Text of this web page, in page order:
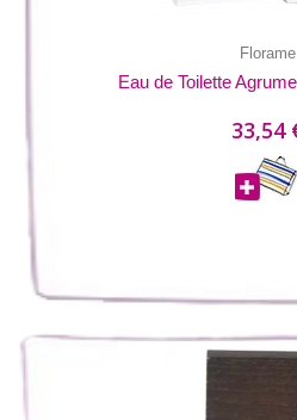
Florame
Eau de Toilette
33,54